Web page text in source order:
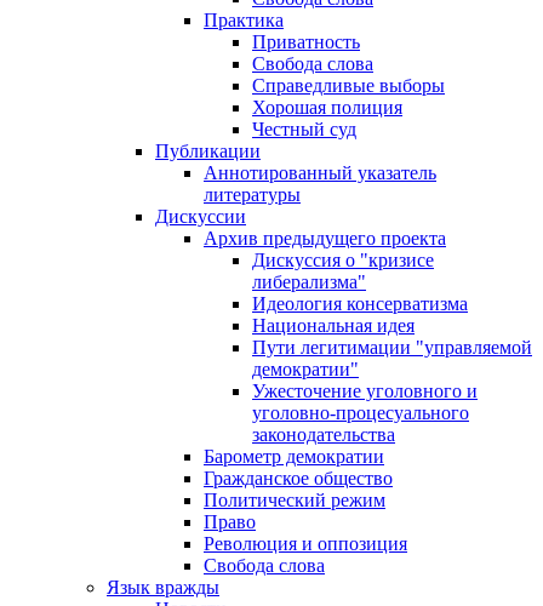
Практика
Приватность
Свобода слова
Справедливые выборы
Хорошая полиция
Честный суд
Публикации
Аннотированный указатель
литературы
Дискуссии
Архив предыдущего проекта
Дискуссия о "кризисе
либерализма"
Идеология консерватизма
Национальная идея
Пути легитимации "управляемой
демократии"
Ужесточение уголовного и
уголовно-процесуального
законодательства
Барометр демократии
Гражданское общество
Политический режим
Право
Революция и оппозиция
Свобода слова
Язык вражды